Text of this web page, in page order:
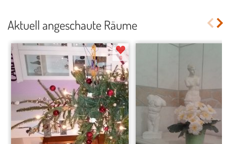
Aktuell angeschaute Räume
0